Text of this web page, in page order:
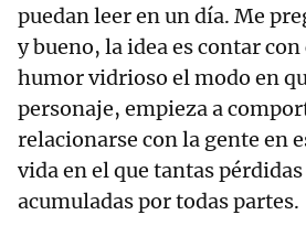
puedan leer en un día. Me
y bueno, la idea es contar
humor vidrioso el modo en
personaje, empieza a
relacionarse con la gente en
vida en el que tantas
acumuladas por todas partes.